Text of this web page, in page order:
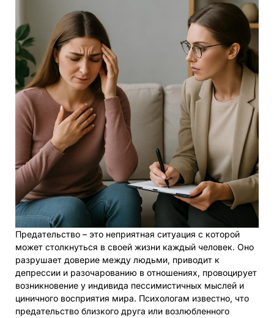
Предательство – это неприятная ситуация с которой
может столкнуться в своей жизни каждый человек. Оно
разрушает доверие между людьми, приводит к
депрессии и разочарованию в отношениях, провоцирует
возникновение у индивида пессимистичных мыслей и
циничного восприятия мира. Психологам известно, что
предательство близкого друга или возлюбленного